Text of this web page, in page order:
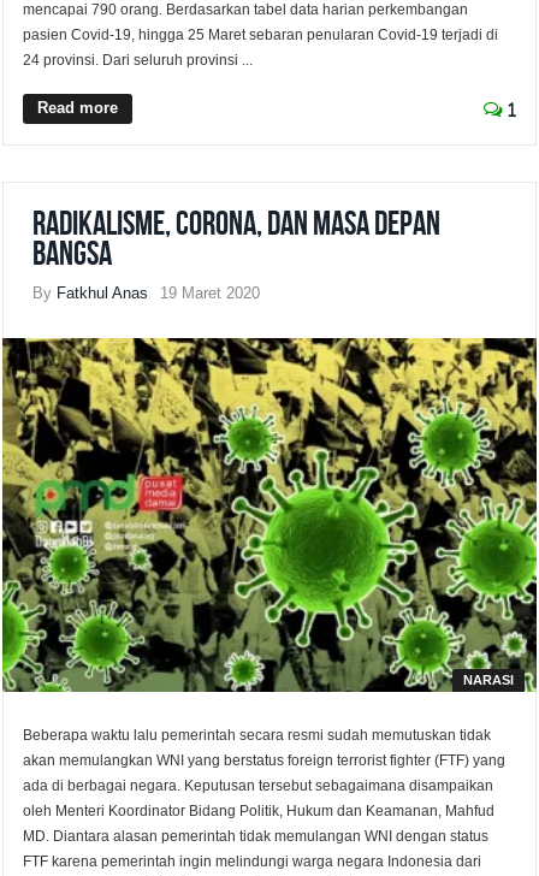
mencapai 790 orang. Berdasarkan tabel data harian perkembangan
pasien Covid-19, hingga 25 Maret sebaran penularan Covid-19 terjadi di
24 provinsi. Dari seluruh provinsi ...
Read more 1
Radikalisme, Corona, dan Masa Depan
Bangsa
By Fatkhul Anas 19 Maret 2020
NARASI
Beberapa waktu lalu pemerintah secara resmi sudah memutuskan tidak
akan memulangkan WNI yang berstatus foreign terrorist fighter (FTF) yang
ada di berbagai negara. Keputusan tersebut sebagaimana disampaikan
oleh Menteri Koordinator Bidang Politik, Hukum dan Keamanan, Mahfud
MD. Diantara alasan pemerintah tidak memulangan WNI dengan status
FTF karena pemerintah ingin melindungi warga negara Indonesia dari